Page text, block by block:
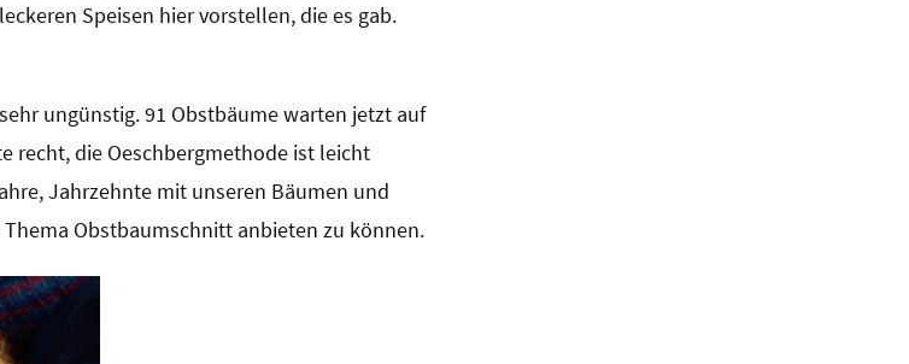
Speisen hier vorstellen, die es gab.
ungünstig. 91 Obstbäume warten jetzt auf
recht, die Oeschbergmethode ist leicht
Jahrzehnte mit unseren Bäumen und
Obstbaumschnitt anbieten zu können.